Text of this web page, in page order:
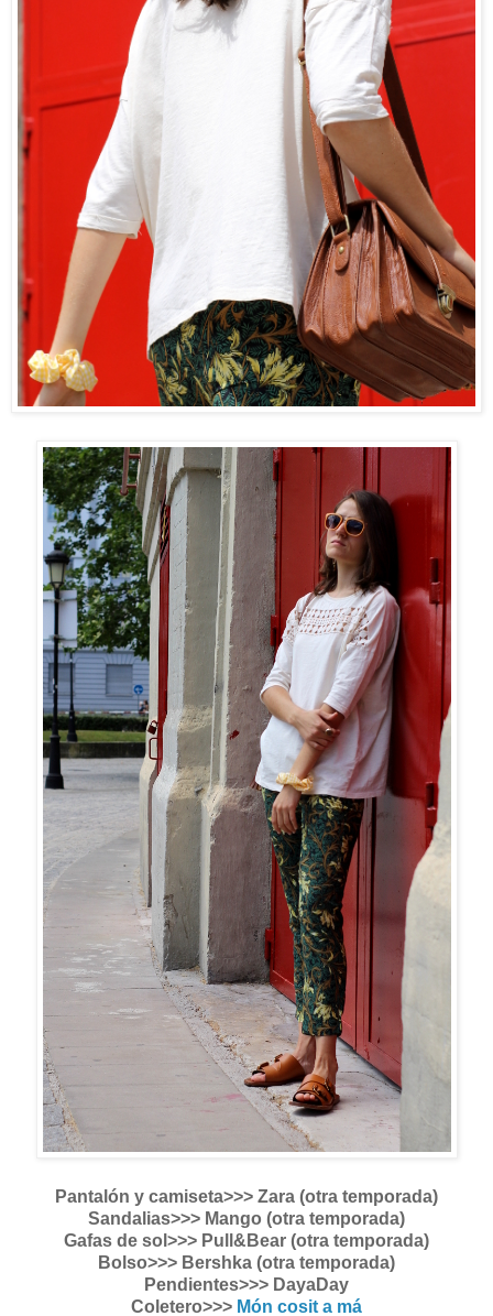
Pantalón y camiseta>>> Zara (otra temporada)
Sandalias>>> Mango (otra temporada)
Gafas de sol>>> Pull&Bear (otra temporada)
Bolso>>> Bershka (otra temporada)
Pendientes>>> DayaDay
Coletero>>> Món cosit a má